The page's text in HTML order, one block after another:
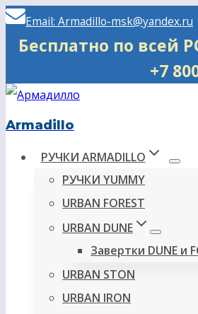
Перейти
Email: Armadillo-msk@yandex.ru
Бесплатно по
+7
Armadillo
РУЧКИ ARMADILLO
РУЧКИ YUMMY
URBAN FOREST
URBAN DUNE
Завертки DUNE и
URBAN STON
URBAN IRON